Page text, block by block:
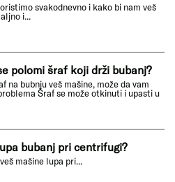
svakodnevno i kako bi nam veš
i...
polomi šraf koji drži bubanj?
na bubnju veš mašine, može da vam
Šraf se može otkinuti i upasti u
bubanj pri centrifugi?
mašine lupa pri...